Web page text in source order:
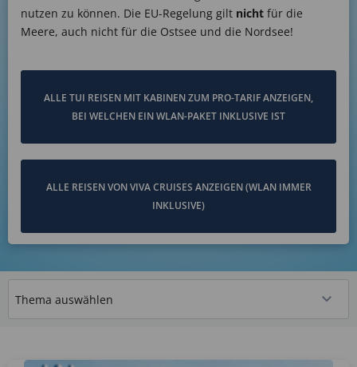
nutzen zu können. Die EU-Regelung gilt nicht für die
Meere, auch nicht für die Ostsee und die Nordsee!
ALLE TUI REISEN MIT KABINEN ZUM PRO-TARIF ANZEIGEN,
BEI WELCHEN EIN WLAN-PAKET INKLUSIVE IST
ALLE REISEN VON VIVA CRUISES ANZEIGEN (WLAN IMMER
INKLUSIVE)